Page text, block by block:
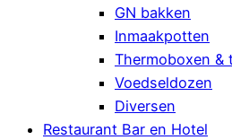
GN bakken
Inmaakpotten
Thermoboxen &
Voedseldozen
Diversen
Restaurant Bar en Hotel